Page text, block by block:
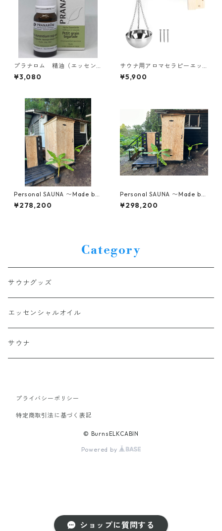
ショップに質問する
プラナロム 精油（エッセン
シャルオイル） BIO プチグ
レン 10ml
¥3,080
サウナ用アロマセラピーエッ
センシャルオイルカップ ス
テンレス製ボウル
¥5,900
Personal SAUNA 〜Made by
Burns〜 1~2人用 奥行90c
mモデル パーソナルサウ
¥278,200
Personal SAUNA 〜Made by
Burns〜 1~2人用 奥行110c
mモデル パーソナルサウ
¥298,200
Category
サウナグッズ
エッセンシャルオイル
サウナ
プライバシーポリシー
特定商取引法に基づく表記
© BurnsELKCABIN
Powered by